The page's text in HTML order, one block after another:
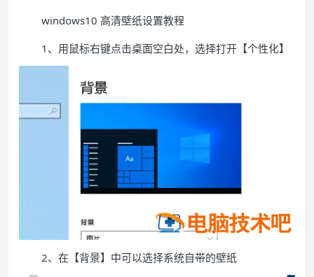
windows10 高清壁纸设置教程
1、用鼠标右键点击桌面空白处，选择打开【个性化】
2、在【背景】中可以选择系统自带的壁纸